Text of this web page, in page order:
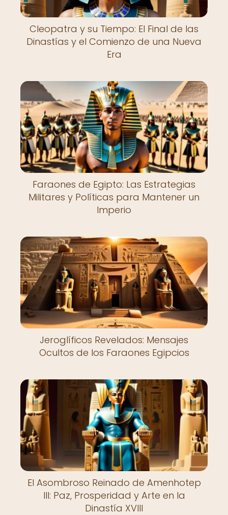
Cleopatra y su Tiempo: El Final de las
Dinastías y el Comienzo de una Nueva
Era
Faraones de Egipto: Las Estrategias
Militares y Políticas para Mantener un
Imperio
Jeroglíficos Revelados: Mensajes
Ocultos de los Faraones Egipcios
El Asombroso Reinado de Amenhotep
III: Paz, Prosperidad y Arte en la
Dinastía XVIII